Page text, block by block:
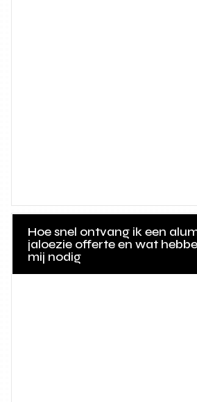
Hoe snel ontvang ik een
jaloezie offerte en wat
mij nodig